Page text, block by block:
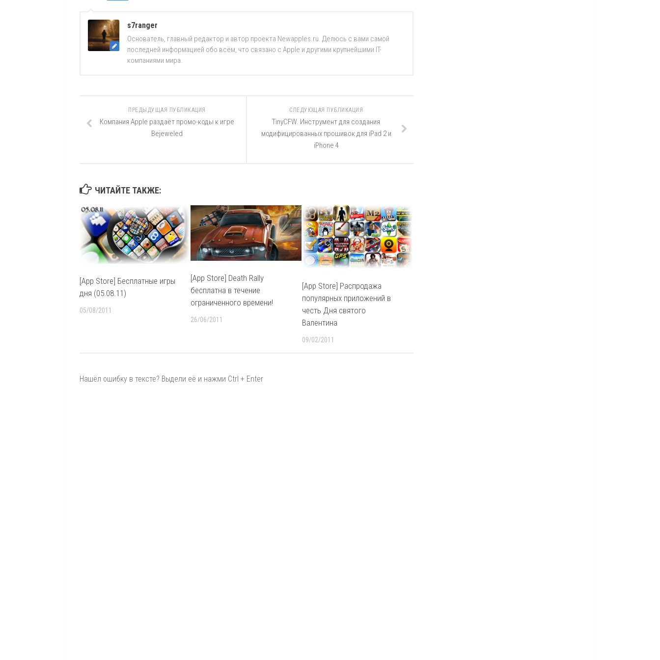
s7ranger
Основатель, главный редактор и автор проекта Newapples.ru. Делюсь с вами самой
последней информацией обо всём, что связано с Apple и другими крупнейшими IT-
компаниями мира.
СЛЕДУЮЩАЯ ПУБЛИКАЦИЯ
TinyCFW. Инструмент для создания
модифицированных прошивок для iPad 2 и
iPhone 4
ПРЕДЫДУЩАЯ ПУБЛИКАЦИЯ
Компания Apple раздаёт промо-коды к игре
Bejeweled
ЧИТАЙТЕ ТАКЖЕ:
[App Store] Бесплатные игры
дня (05.08.11)
05/08/2011
[App Store] Death Rally
бесплатна в течение
ограниченного времени!
26/06/2011
[App Store] Распродажа
популярных приложений в
честь Дня святого
Валентина
09/02/2011
Нашёл ошибку в тексте? Выдели её и нажми Ctrl + Enter